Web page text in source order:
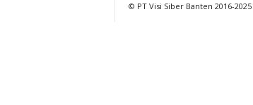
© PT Visi Siber Banten 2016-2025